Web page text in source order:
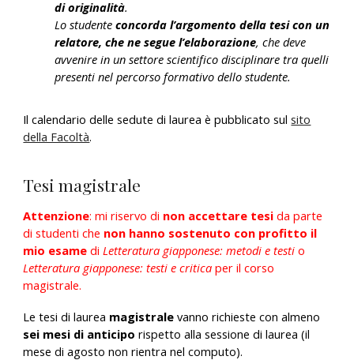
di originalità.
Lo studenteconcorda l’argomento della tesi con un
relatore, che ne segue l’elaborazione, che deve
avvenire in un settore scientifico disciplinare tra quelli
presenti nel percorso formativo dello studente.
Il calendario delle sedute di laurea è pubblicato sulsito
della Facoltà.
Tesi magistrale
Attenzione: mi riservo di non accettare tesi da parte
di studenti che non hanno sostenuto con profitto il
mio esame di Letteratura giapponese: metodi e testi o
Letteratura giapponese: testi e critica per il corso
magistrale.
Le tesi di laurea magistrale vanno richieste con almeno
sei mesi di anticipo rispetto alla sessione di laurea (il
mese di agosto non rientra nel computo).